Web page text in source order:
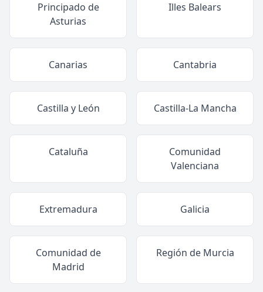
Principado de
Asturias
Illes Balears
Canarias Cantabria
Castilla y León Castilla-La Mancha
Cataluña
Comunidad
Valenciana
Extremadura Galicia
Comunidad de
Madrid
Región de Murcia